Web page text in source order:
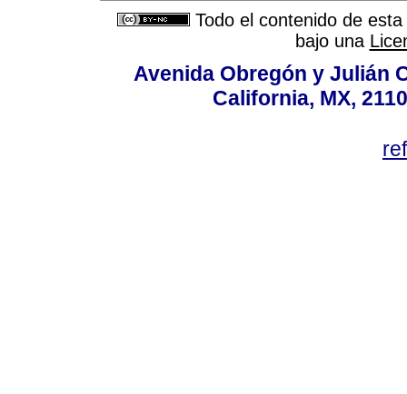
Todo el contenido de
bajo una
Avenida Obregón y Julián
California, MX,